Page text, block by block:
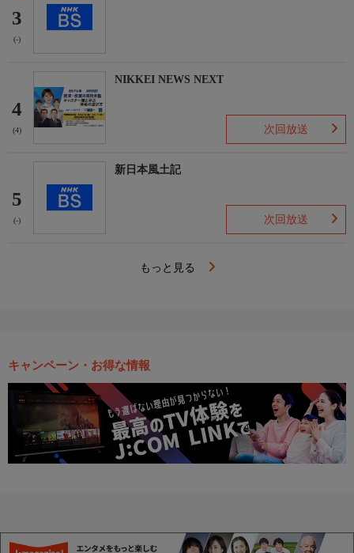
3
(-)
4
(4)
NIKKEI NEWS NEXT
次回放送
5
(-)
新日本風土記
次回放送
もっと見る
キャンペーン・お得な情報